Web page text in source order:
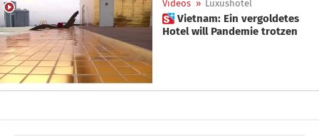
Videos » Luxushotel
 Vietnam: Ein vergoldetes
Hotel will Pandemie trotzen